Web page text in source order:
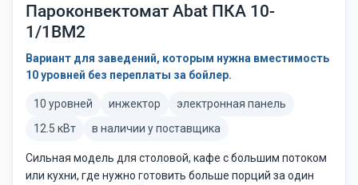
Пароконвектомат Abat ПКА 10-
1/1ВМ2
Вариант для заведений, которым нужна вместимость
10 уровней без переплаты за бойлер.
10 уровней инжектор
электронная панель
12.5 кВт
в наличии у поставщика
Сильная модель для столовой, кафе с большим потоком
или кухни, где нужно готовить больше порций за один